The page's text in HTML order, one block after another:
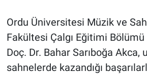
Ordu Üniversitesi Müzik ve
Fakültesi Çalgı Eğitimi
Doç. Dr. Bahar Sarıboğa Akca,
sahnelerde kazandığı